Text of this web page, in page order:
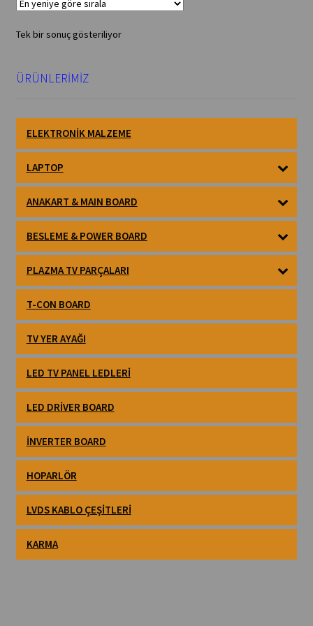
Tek bir sonuç gösteriliyor
ÜRÜNLERİMİZ
ELEKTRONIK MALZEME
LAPTOP
ANAKART & MAIN BOARD
BESLEME & POWER BOARD
PLAZMA TV PARÇALARI
T-CON BOARD
TV YER AYAĞI
LED TV PANEL LEDLERI
LED DRIVER BOARD
İNVERTER BOARD
HOPARLÖR
LVDS KABLO ÇEŞITLERI
KARMA